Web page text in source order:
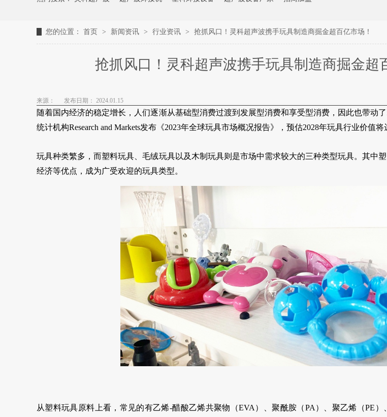
您的位置： 首页 > 新闻资讯 > 行业资讯 > 抢抓风口！灵科超声波携手玩具制造商掘金超百亿市场！
抢抓风口！灵科超声波携手玩具制造商掘金超
来源： 发布日期： 2024.01.15
随着国内经济的稳定增长，人们逐渐从基础型消费过渡到发展型消费和享受型消费，因此也带动
统计机构Research and Markets发布《2023年全球玩具市场概况报告》，预估2028年玩具行业价值将
玩具种类繁多，而塑料玩具、毛绒玩具以及木制玩具则是市场中需求较大的三种类型玩具。其中
经济等优点，成为广受欢迎的玩具类型。
从塑料玩具原料上看，常见的有乙烯-醋酸乙烯共聚物（EVA）、聚酰胺（PA）、聚乙烯（PE